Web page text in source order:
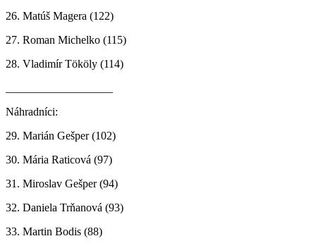
26. Matúš Magera (122)
27. Roman Michelko (115)
28. Vladimír Tököly (114)
Náhradníci:
29. Marián Gešper (102)
30. Mária Raticová (97)
31. Miroslav Gešper (94)
32. Daniela Trňanová (93)
33. Martin Bodis (88)